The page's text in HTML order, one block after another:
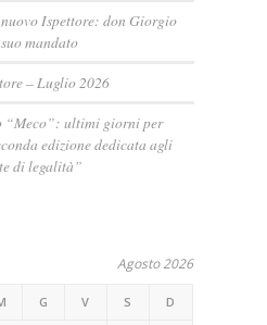
Ispettore: don Giorgio
mandato
– Luglio 2026
“Meco”: ultimi giorni per
edizione dedicata agli
di legalità”
Agosto 2026
G V S D